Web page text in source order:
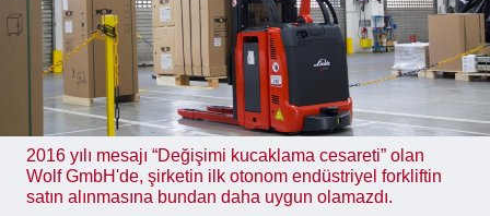
2016 yılı mesajı “Değişimi kucaklama cesareti” olan
Wolf GmbH'de, şirketin ilk otonom endüstriyel forkliftin
satın alınmasına bundan daha uygun olamazdı.